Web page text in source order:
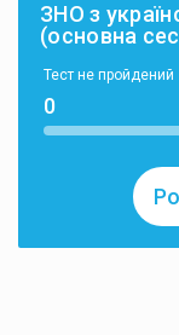
ЗНО з
(основна
Тест не пройдений
0